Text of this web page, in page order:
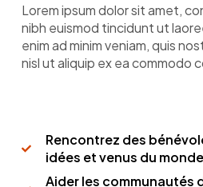
Lorem ipsum dolor sit amet,
nibh euismod tincidunt ut
enim ad minim veniam, quis
nisl ut aliquip ex ea commodo
Rencontrez des
idées et venus du
Aider les communautés